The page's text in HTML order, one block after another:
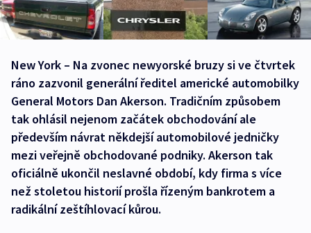
New York – Na zvonec newyorské bruzy si ve čtvrtek
ráno zazvonil generální ředitel americké automobilky
General Motors Dan Akerson. Tradičním způsobem
tak ohlásil nejenom začátek obchodování ale
především návrat někdejší automobilové jedničky
mezi veřejně obchodované podniky. Akerson tak
oficiálně ukončil neslavné období, kdy firma s více
než stoletou historií prošla řízeným bankrotem a
radikální zeštíhlovací kůrou.